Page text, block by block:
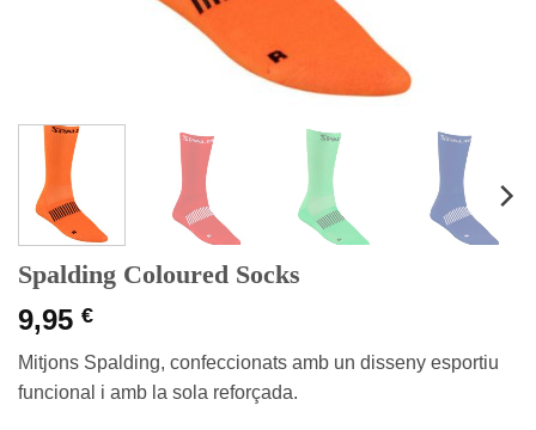
Spalding Coloured Socks
9,95 €
Mitjons Spalding, confeccionats amb un disseny esportiu
funcional i amb la sola reforçada.